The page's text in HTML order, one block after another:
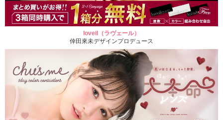
loveil（ラヴェール）
倖田來未デザインプロデュース